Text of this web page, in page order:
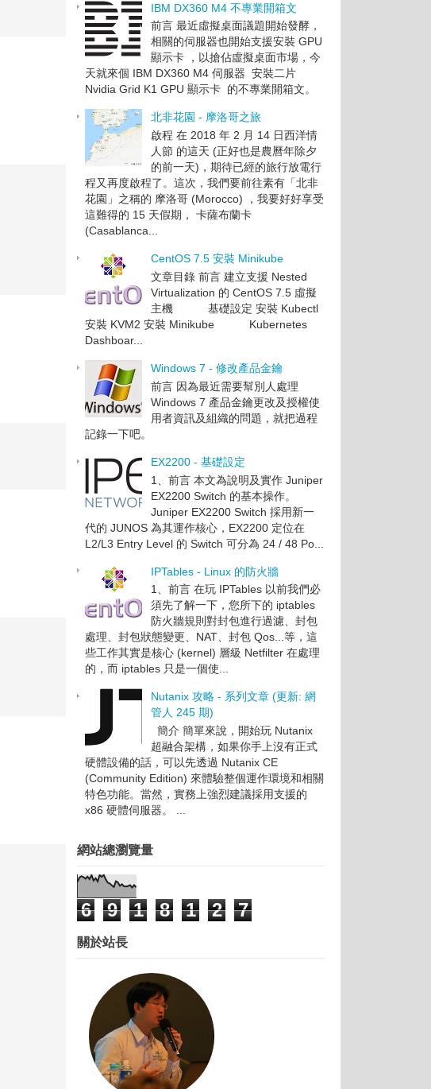
IBM DX360 M4 不專業開箱文
前言 最近虛擬桌面議題開始發酵，
相關的伺服器也開始支援安裝 GPU
顯示卡 ，以搶佔虛擬桌面市場，今
天就來個 IBM DX360 M4 伺服器 安裝二片
Nvidia Grid K1 GPU 顯示卡 的不專業開箱文。
北非花園 - 摩洛哥之旅
啟程 在 2018 年 2 月 14 日西洋情
人節 的這天 (正好也是農曆年除夕
的前一天)，期待已經的旅行放電行
程又再度啟程了。這次，我們要前往素有「北非
花園」之稱的 摩洛哥 (Morocco) ，我要好好享受
這難得的 15 天假期， 卡薩布蘭卡
(Casablanca...
CentOS 7.5 安裝 Minikube
文章目錄 前言 建立支援 Nested
Virtualization 的 CentOS 7.5 虛擬
主機 基礎設定 安裝 Kubectl
安裝 KVM2 安裝 Minikube Kubernetes
Dashboar...
Windows 7 - 修改產品金鑰
前言 因為最近需要幫別人處理
Windows 7 產品金鑰更改及授權使
用者資訊及組織的問題，就把過程
記錄一下吧。
EX2200 - 基礎設定
1、前言 本文為說明及實作 Juniper
EX2200 Switch 的基本操作。
Juniper EX2200 Switch 採用新一
代的 JUNOS 為其運作核心，EX2200 定位在
L2/L3 Entry Level 的 Switch 可分為 24 / 48 Po...
IPTables - Linux 的防火牆
1、前言 在玩 IPTables 以前我們必
須先了解一下，您所下的 iptables
防火牆規則對封包進行過濾、封包
處理、封包狀態變更、NAT、封包 Qos...等，這
些工作其實是核心 (kernel) 層級 Netfilter 在處理
的，而 iptables 只是一個使...
Nutanix 攻略 - 系列文章 (更新: 網
管人 245 期)
簡介 簡單來說，開始玩 Nutanix
超融合架構，如果你手上沒有正式
硬體設備的話，可以先透過 Nutanix CE
(Community Edition) 來體驗整個運作環境和相關
特色功能。當然，實務上強烈建議採用支援的
x86 硬體伺服器。 ...
網站總瀏覽量
6 9 1 8 1 2 7
關於站長